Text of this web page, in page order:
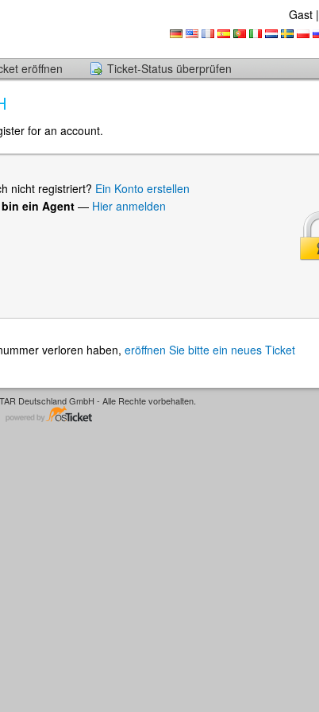
Gast |
eröffnen Ticket-Status überprüfen
for an account.
nicht registriert? Ein Konto erstellen
ein Agent— Hier anmelden
verloren haben, eröffnen Sie bitte ein neues Ticket
Deutschland GmbH - Alle Rechte vorbehalten.